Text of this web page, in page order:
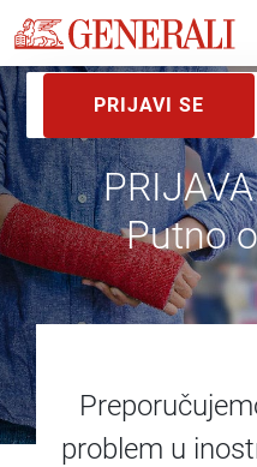
PRIJAVI SE
Putno
problem u